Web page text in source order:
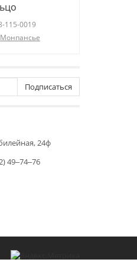
115-0019
Монпансье
Подписаться
24ф
49‒74‒76